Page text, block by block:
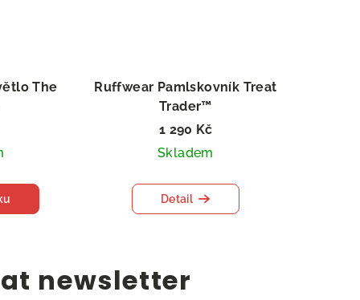
The
Ruffwear Pamlskovník Treat
Trader™
1 290 Kč
Skladem
Detail
newsletter